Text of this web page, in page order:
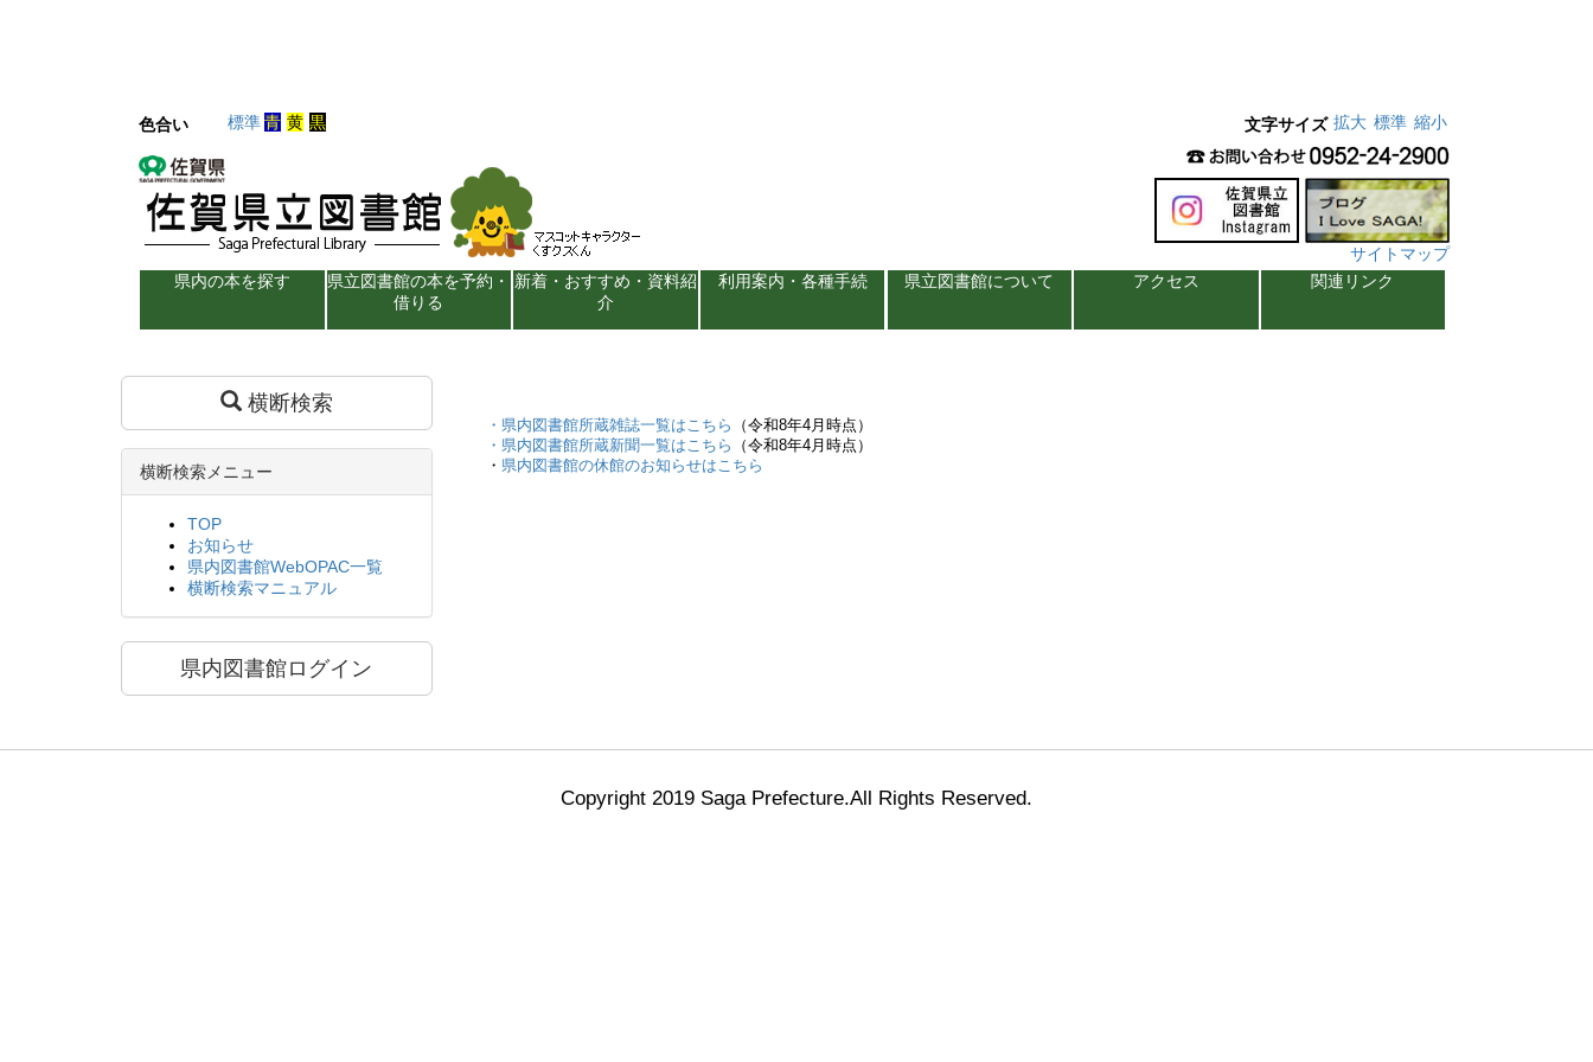
色合い 標準青 黄 黒 文字サイズ 拡大 標準 縮小
サイトマップ
県内の本を探す
県立図書館の本を予約・
借りる
新着・おすすめ・資料紹
介
利用案内・各種手続 県立図書館について アクセス 関連リンク
・ 県内図書館所蔵雑誌一覧はこちら
（令和8年4月時点）
・ 県内図書館所蔵新聞一覧はこちら
（令和8年4月時点）
・ 県内図書館の休館のお知らせはこちら
横断検索
横断検索メニュー
TOP
お知らせ
県内図書館WebOPAC一覧
横断検索マニュアル
県内図書館ログイン
Copyright 2019 Saga Prefecture.All Rights Reserved.